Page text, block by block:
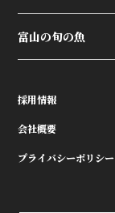
富山の旬の魚
採用情報
会社概要
プライバシーポリシー